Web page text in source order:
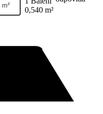
m²
0,540 m²